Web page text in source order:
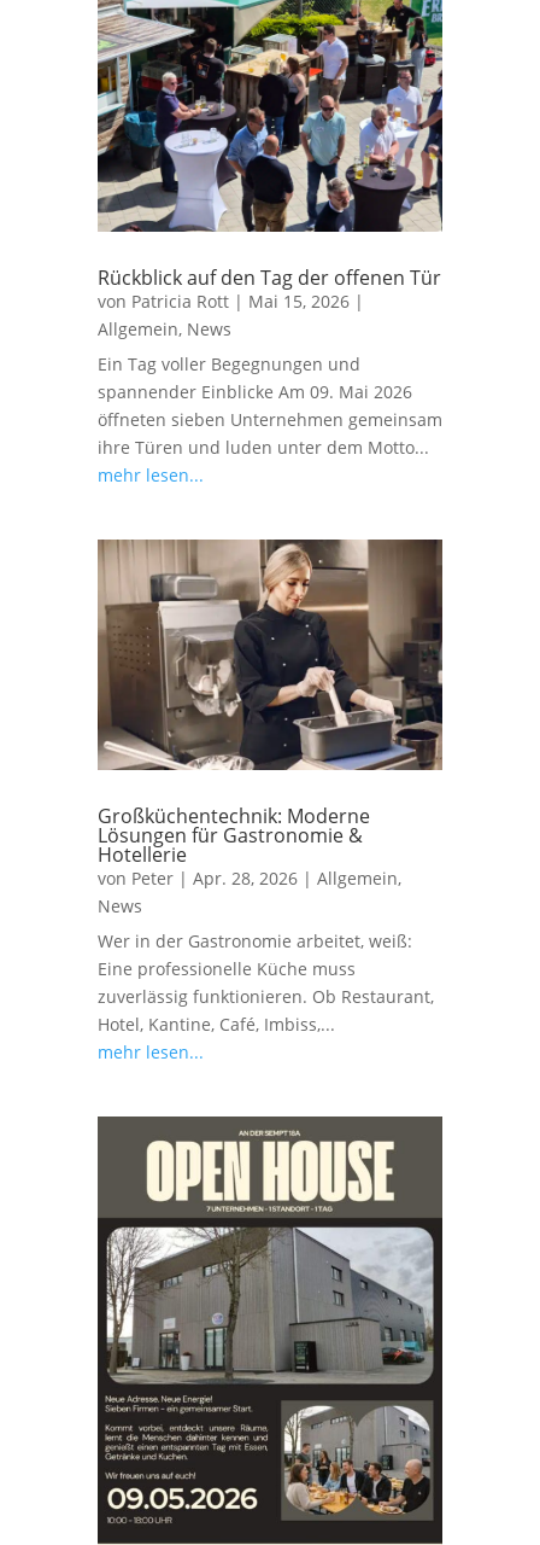
Rückblick auf den Tag der offenen Tür
von Patricia Rott| Mai 15, 2026|
Allgemein, News
Ein Tag voller Begegnungen und
spannender Einblicke Am 09. Mai 2026
öffneten sieben Unternehmen gemeinsam
ihre Türen und luden unter dem Motto...
mehr lesen...
Großküchentechnik: Moderne
Lösungen für Gastronomie &
Hotellerie
von Peter| Apr. 28, 2026| Allgemein,
News
Wer in der Gastronomie arbeitet, weiß:
Eine professionelle Küche muss
zuverlässig funktionieren. Ob Restaurant,
Hotel, Kantine, Café, Imbiss,...
mehr lesen...